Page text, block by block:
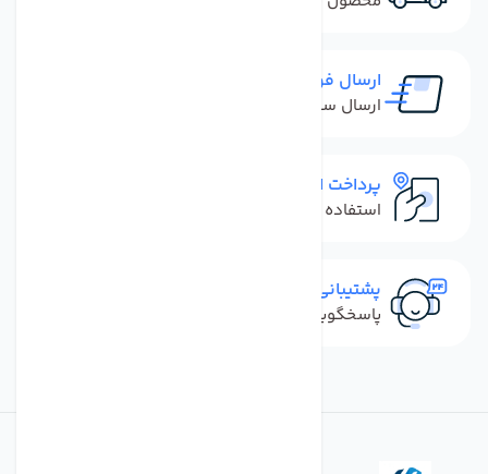
ارسال فوری
ارسال سفارش در کمترین زمان ممکن
پرداخت امن
استفاده از روش‌های پرداخت امن
پشتیبانی سریع
پاسخگویی سریع به تماس‌ها و پیام‌ها